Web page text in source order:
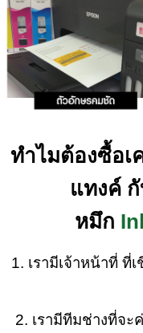
ทำไมต้องซื้อเ
แทงค์
หมึก
1. เรามีเจ้าหน้าที่ ที่
2. เรามีทีมช่างที่จ